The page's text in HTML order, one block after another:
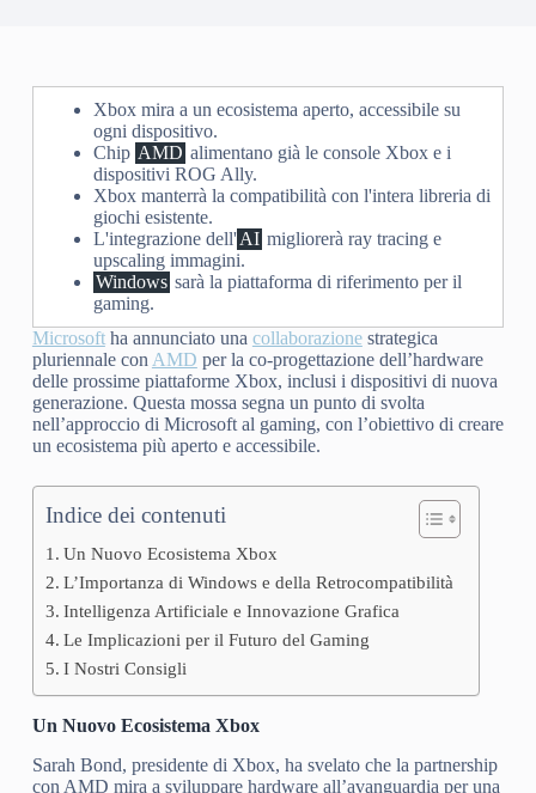
Xbox mira a un ecosistema aperto, accessibile su
ogni dispositivo.
Chip AMD alimentano già le console Xbox e i
dispositivi ROG Ally.
Xbox manterrà la compatibilità con l'intera libreria di
giochi esistente.
L'integrazione dell'AI migliorerà ray tracing e
upscaling immagini.
Windows sarà la piattaforma di riferimento per il
gaming.
Microsoftha annunciato una collaborazionestrategica
pluriennale con AMD per la co-progettazione dell’hardware
delle prossime piattaforme Xbox, inclusi i dispositivi di nuova
generazione. Questa mossa segna un punto di svolta
nell’approccio di Microsoft al gaming, con l’obiettivo di creare
un ecosistema più aperto e accessibile.
Indice dei contenuti
Un Nuovo Ecosistema Xbox
L’Importanza di Windows e della Retrocompatibilità
Intelligenza Artificiale e Innovazione Grafica
Le Implicazioni per il Futuro del Gaming
I Nostri Consigli
Un Nuovo Ecosistema Xbox
Sarah Bond, presidente di Xbox, ha svelato che la partnership
con AMD mira a sviluppare hardware all’avanguardia per una